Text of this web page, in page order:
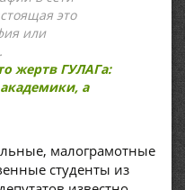
это
или
жертв ГУЛАГа:
а
малограмотные
студенты из